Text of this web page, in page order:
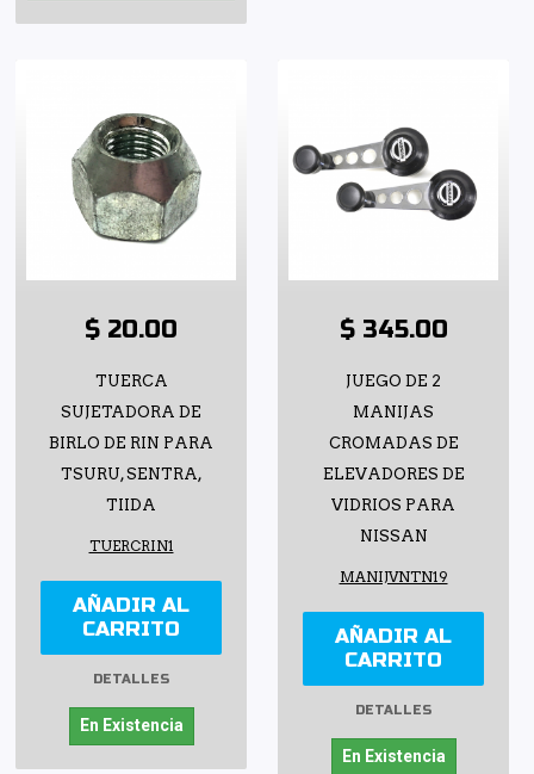
$ 20.00
TUERCA
SUJETADORA DE
BIRLO DE RIN PARA
TSURU, SENTRA,
TIIDA
TUERCRIN1
AÑADIR AL
CARRITO
DETALLES
En Existencia
$ 345.00
JUEGO DE 2
MANIJAS
CROMADAS DE
ELEVADORES DE
VIDRIOS PARA
NISSAN
MANIJVNTN19
AÑADIR AL
CARRITO
DETALLES
En Existencia